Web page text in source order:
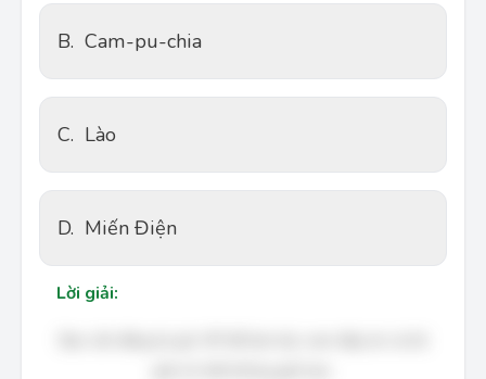
B. Cam-pu-chia
C. Lào
D. Miến Điện
Lời giải: